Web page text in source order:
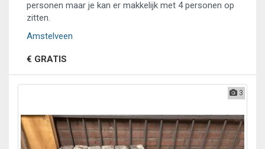
personen maar je kan er makkelijk met 4 personen op
zitten.
Amstelveen
€ GRATIS
3